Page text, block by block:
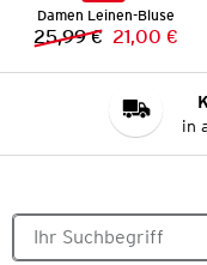
Damen Leinen-Bluse
Vorheriger
25,99 € Neuer Preis:
21,00 €
in